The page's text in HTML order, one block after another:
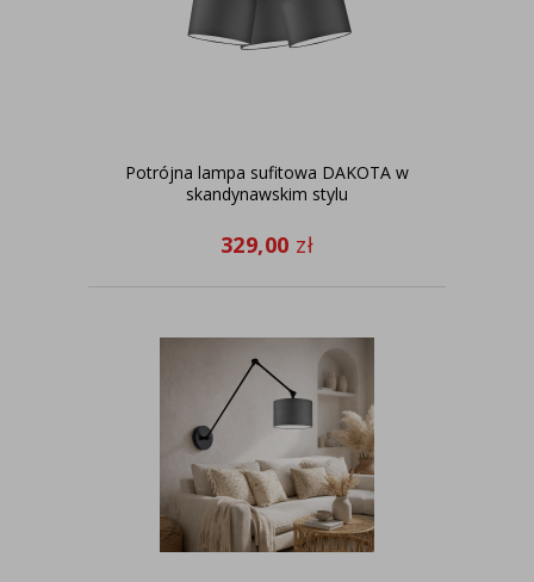
Potrójna lampa sufitowa DAKOTA w
skandynawskim stylu
329,00 zł